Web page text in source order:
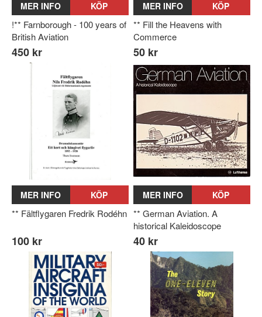
MER INFO KÖP
!** Farnborough - 100 years of
British Aviation
450 kr
MER INFO KÖP
** Fill the Heavens with
Commerce
50 kr
MER INFO KÖP
** Fältflygaren Fredrik Rodéhn
100 kr
MER INFO KÖP
** German Aviation. A
historical Kaleidoscope
40 kr